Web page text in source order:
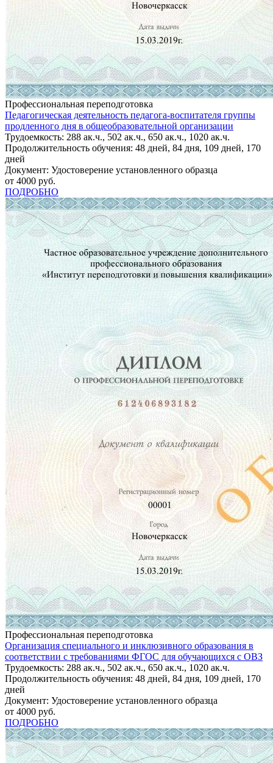
Профессиональная переподготовка
Педагогическая деятельность педагога-воспитателя группы
продленного дня в общеобразовательной организации
Трудоемкость: 288 ак.ч., 502 ак.ч., 650 ак.ч., 1020 ак.ч.
Продолжительность обучения: 48 дней, 84 дня, 109 дней, 170
дней
Документ: Удостоверение установленного образца
от 4000 руб.
ПОДРОБНО
Профессиональная переподготовка
Организация специального и инклюзивного образования в
соответствии с требованиями ФГОС для обучающихся с ОВЗ
Трудоемкость: 288 ак.ч., 502 ак.ч., 650 ак.ч., 1020 ак.ч.
Продолжительность обучения: 48 дней, 84 дня, 109 дней, 170
дней
Документ: Удостоверение установленного образца
от 4000 руб.
ПОДРОБНО